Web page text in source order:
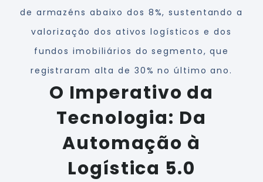
de armazéns abaixo dos 8%, sustentando a
valorização dos ativos logísticos e dos
fundos imobiliários do segmento, que
registraram alta de 30% no último ano.
O Imperativo da
Tecnologia: Da
Automação à
Logística 5.0